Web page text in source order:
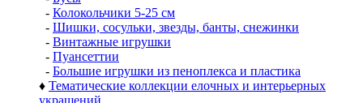
- Колокольчики 5-25 см
- Шишки, сосульки, звезды, банты, снежинки
- Винтажные игрушки
- Пуансеттии
- Большие игрушки из пеноплекса и пластика
♦ Тематические коллекции елочных и интерьерных
украшений